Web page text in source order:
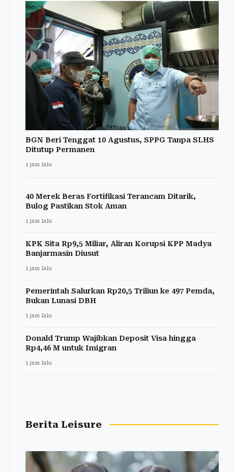
BGN Beri Tenggat 10 Agustus, SPPG Tanpa SLHS
Ditutup Permanen
1 jam lalu
40 Merek Beras Fortifikasi Terancam Ditarik,
Bulog Pastikan Stok Aman
1 jam lalu
KPK Sita Rp9,5 Miliar, Aliran Korupsi KPP Madya
Banjarmasin Diusut
1 jam lalu
Pemerintah Salurkan Rp20,5 Triliun ke 497 Pemda,
Bukan Lunasi DBH
1 jam lalu
Donald Trump Wajibkan Deposit Visa hingga
Rp4,46 M untuk Imigran
1 jam lalu
Berita Leisure